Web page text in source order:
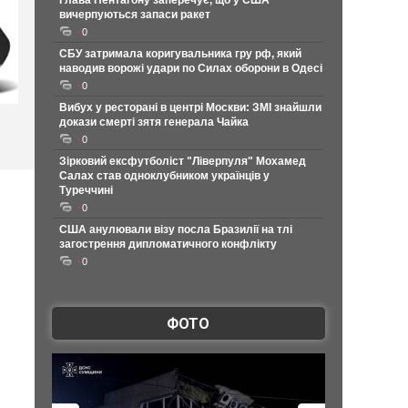
вичерпуються запаси ракет
0
СБУ затримала коригувальника гру рф, який
наводив ворожі удари по Силах оборони в Одесі
0
Вибух у ресторані в центрі Москви: ЗМІ знайшли
докази смерті зятя генерала Чайка
0
Зірковий ексфутболіст "Ліверпуля" Мохамед
Салах став одноклубником українців у
Туреччині
0
США анулювали візу посла Бразилії на тлі
загострення дипломатичного конфлікту
0
ФОТО